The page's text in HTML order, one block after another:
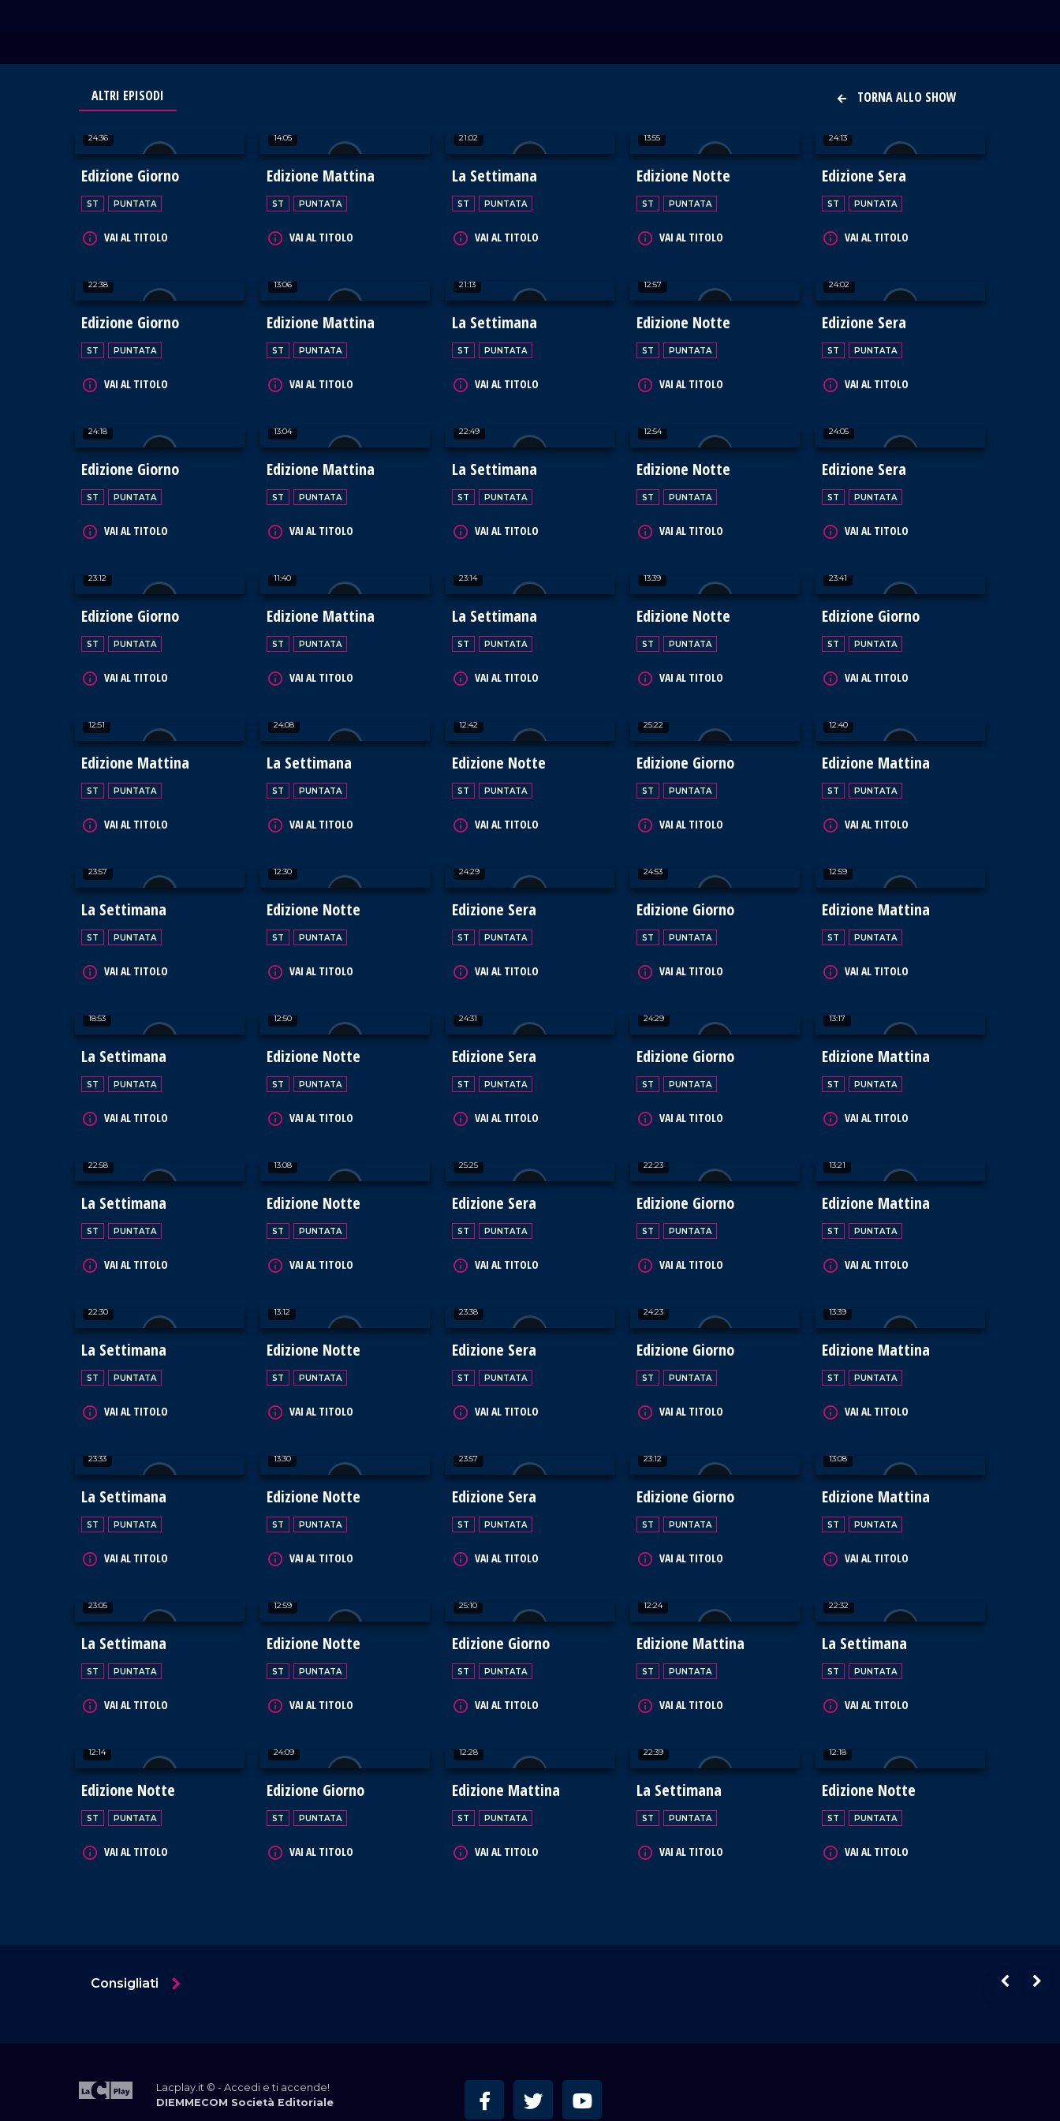
TORNA ALLO SHOW
ALTRI EPISODI
24:36
Edizione Giorno
ST PUNTATA
VAI AL TITOLO
14:05
Edizione Mattina
ST PUNTATA
VAI AL TITOLO
21:02
La Settimana
ST PUNTATA
VAI AL TITOLO
13:55
Edizione Notte
ST PUNTATA
VAI AL TITOLO
24:13
Edizione Sera
ST PUNTATA
VAI AL TITOLO
22:38
Edizione Giorno
ST PUNTATA
VAI AL TITOLO
13:06
Edizione Mattina
ST PUNTATA
VAI AL TITOLO
21:13
La Settimana
ST PUNTATA
VAI AL TITOLO
12:57
Edizione Notte
ST PUNTATA
VAI AL TITOLO
24:02
Edizione Sera
ST PUNTATA
VAI AL TITOLO
24:18
Edizione Giorno
ST PUNTATA
VAI AL TITOLO
13:04
Edizione Mattina
ST PUNTATA
VAI AL TITOLO
22:49
La Settimana
ST PUNTATA
VAI AL TITOLO
12:54
Edizione Notte
ST PUNTATA
VAI AL TITOLO
24:05
Edizione Sera
ST PUNTATA
VAI AL TITOLO
23:12
Edizione Giorno
ST PUNTATA
VAI AL TITOLO
11:40
Edizione Mattina
ST PUNTATA
VAI AL TITOLO
23:14
La Settimana
ST PUNTATA
VAI AL TITOLO
13:39
Edizione Notte
ST PUNTATA
VAI AL TITOLO
23:41
Edizione Giorno
ST PUNTATA
VAI AL TITOLO
12:51
Edizione Mattina
ST PUNTATA
VAI AL TITOLO
24:08
La Settimana
ST PUNTATA
VAI AL TITOLO
12:42
Edizione Notte
ST PUNTATA
VAI AL TITOLO
25:22
Edizione Giorno
ST PUNTATA
VAI AL TITOLO
12:40
Edizione Mattina
ST PUNTATA
VAI AL TITOLO
23:57
La Settimana
ST PUNTATA
VAI AL TITOLO
12:30
Edizione Notte
ST PUNTATA
VAI AL TITOLO
24:29
Edizione Sera
ST PUNTATA
VAI AL TITOLO
24:53
Edizione Giorno
ST PUNTATA
VAI AL TITOLO
12:59
Edizione Mattina
ST PUNTATA
VAI AL TITOLO
18:53
La Settimana
ST PUNTATA
VAI AL TITOLO
12:50
Edizione Notte
ST PUNTATA
VAI AL TITOLO
24:31
Edizione Sera
ST PUNTATA
VAI AL TITOLO
24:29
Edizione Giorno
ST PUNTATA
VAI AL TITOLO
13:17
Edizione Mattina
ST PUNTATA
VAI AL TITOLO
22:58
La Settimana
ST PUNTATA
VAI AL TITOLO
13:08
Edizione Notte
ST PUNTATA
VAI AL TITOLO
25:25
Edizione Sera
ST PUNTATA
VAI AL TITOLO
22:23
Edizione Giorno
ST PUNTATA
VAI AL TITOLO
13:21
Edizione Mattina
ST PUNTATA
VAI AL TITOLO
22:30
La Settimana
ST PUNTATA
VAI AL TITOLO
13:12
Edizione Notte
ST PUNTATA
VAI AL TITOLO
23:38
Edizione Sera
ST PUNTATA
VAI AL TITOLO
24:23
Edizione Giorno
ST PUNTATA
VAI AL TITOLO
13:39
Edizione Mattina
ST PUNTATA
VAI AL TITOLO
23:33
La Settimana
ST PUNTATA
VAI AL TITOLO
13:30
Edizione Notte
ST PUNTATA
VAI AL TITOLO
23:57
Edizione Sera
ST PUNTATA
VAI AL TITOLO
23:12
Edizione Giorno
ST PUNTATA
VAI AL TITOLO
13:08
Edizione Mattina
ST PUNTATA
VAI AL TITOLO
23:05
La Settimana
ST PUNTATA
VAI AL TITOLO
12:59
Edizione Notte
ST PUNTATA
VAI AL TITOLO
25:10
Edizione Giorno
ST PUNTATA
VAI AL TITOLO
12:24
Edizione Mattina
ST PUNTATA
VAI AL TITOLO
22:32
La Settimana
ST PUNTATA
VAI AL TITOLO
12:14
Edizione Notte
ST PUNTATA
VAI AL TITOLO
24:09
Edizione Giorno
ST PUNTATA
VAI AL TITOLO
12:28
Edizione Mattina
ST PUNTATA
VAI AL TITOLO
22:39
La Settimana
ST PUNTATA
VAI AL TITOLO
12:18
Edizione Notte
ST PUNTATA
VAI AL TITOLO
Consigliati
Lacplay.it © - Accedi e ti accende!
DIEMMECOM Società Editoriale